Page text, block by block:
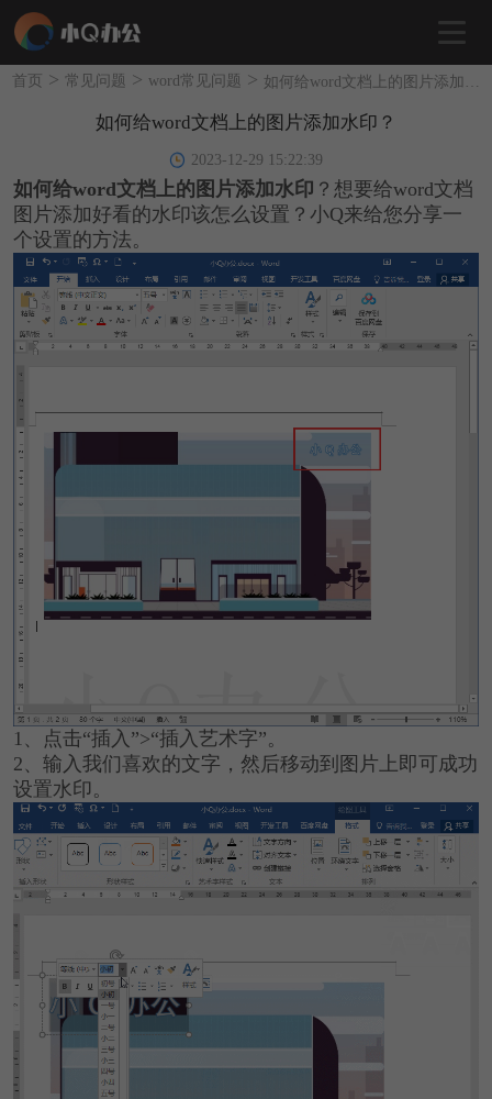
首页 > 常见问题 > word常见问题 >
如何给word文档上的图片添加水印？
2023-12-29 15:22:39
如何给word文档上的图片添加水印 ？想要给word文档
图片添加好看的水印该怎么设置？小Q来给您分享一
个设置的方法。
1、点击“插入”>“插入艺术字”。
2、输入我们喜欢的文字，然后移动到图片上即可成功
设置水印。